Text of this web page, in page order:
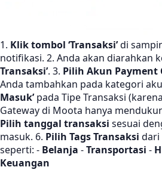
1. Klik tombol ‘Transaksi’di
notifikasi. 2. Anda akan diarahkan
Transaksi’. 3. Pilih Akun Payment
Anda tambahkan pada kategori
Masuk’pada Tipe Transaksi
Gateway di Moota hanya
Pilih tanggal transaksi sesuai
masuk. 6. Pilih Tags Transaksi dari
seperti: - Belanja -Transportasi -
Keuangan